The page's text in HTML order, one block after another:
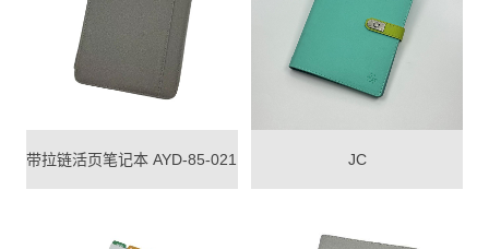
带拉链活页笔记本 AYD-85-021 JC